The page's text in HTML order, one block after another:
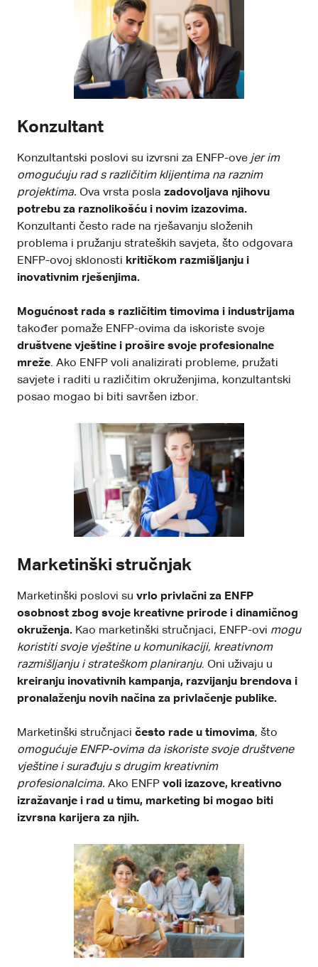
Konzultant
Konzultantski poslovi su izvrsni za ENFP-ove jer im
omogućuju rad s različitim klijentima na raznim
projektima. Ova vrsta posla zadovoljava njihovu
potrebu za raznolikošću i novim izazovima.
Konzultanti često rade na rješavanju složenih
problema i pružanju strateških savjeta, što odgovara
ENFP-ovoj sklonosti kritičkom razmišljanju i
inovativnim rješenjima.
Mogućnost rada s različitim timovima i industrijama
također pomaže ENFP-ovima da iskoriste svoje
društvene vještine i prošire svoje profesionalne
mreže. Ako ENFP voli analizirati probleme, pružati
savjete i raditi u različitim okruženjima, konzultantski
posao mogao bi biti savršen izbor.
Marketinški stručnjak
Marketinški poslovi su vrlo privlačni za ENFP
osobnost zbog svoje kreativne prirode i dinamičnog
okruženja. Kao marketinški stručnjaci, ENFP-ovi mogu
koristiti svoje vještine u komunikaciji, kreativnom
razmišljanju i strateškom planiranju. Oni uživaju u
kreiranju inovativnih kampanja, razvijanju brendova i
pronalaženju novih načina za privlačenje publike.
Marketinški stručnjaci često rade u timovima, što
omogućuje ENFP-ovima da iskoriste svoje društvene
vještine i surađuju s drugim kreativnim
profesionalcima. Ako ENFP voli izazove, kreativno
izražavanje i rad u timu, marketing bi mogao biti
izvrsna karijera za njih.